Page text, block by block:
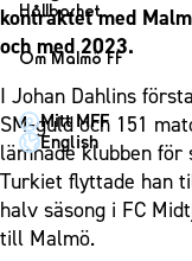
Fotbollsnätverket
P19
F19
P17
F17
Malmö Trophy
Partner dam
Matchdag på Eleda
MFF-museet &
Fest & Event
Möte
Mässa
Sommarfest
Julshow
Hållbarhet
Hållbarhet
Himmelsblå
MFF i samhället
Laget för alla
Nattfotboll
Himmelsblå
Om Malmö FF
Om Malmö FF
Kontakt
Press och media
Historik – herrlaget
Historik – damlaget
Mitt MFF
English
kontraktet med
och med 2023.
I Johan Dahlins
SM-guld och 151
lämnade klubben
Turkiet flyttade han
halv säsong i FC
till Malmö.